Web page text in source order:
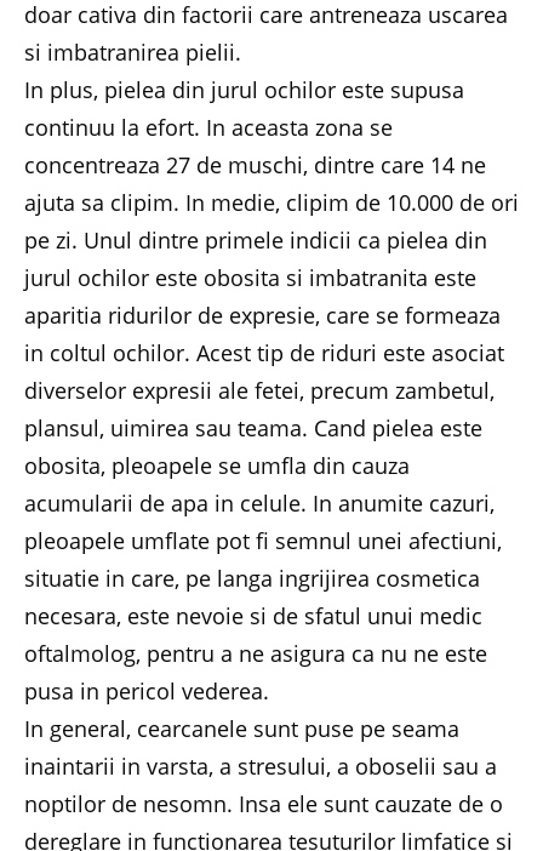
doar cativa din factorii care antreneaza uscarea
si imbatranirea pielii.
In plus, pielea din jurul ochilor este supusa
continuu la efort. In aceasta zona se
concentreaza 27 de muschi, dintre care 14 ne
ajuta sa clipim. In medie, clipim de 10.000 de ori
pe zi. Unul dintre primele indicii ca pielea din
jurul ochilor este obosita si imbatranita este
aparitia ridurilor de expresie, care se formeaza
in coltul ochilor. Acest tip de riduri este asociat
diverselor expresii ale fetei, precum zambetul,
plansul, uimirea sau teama. Cand pielea este
obosita, pleoapele se umfla din cauza
acumularii de apa in celule. In anumite cazuri,
pleoapele umflate pot fi semnul unei afectiuni,
situatie in care, pe langa ingrijirea cosmetica
necesara, este nevoie si de sfatul unui medic
oftalmolog, pentru a ne asigura ca nu ne este
pusa in pericol vederea.
In general, cearcanele sunt puse pe seama
inaintarii in varsta, a stresului, a oboselii sau a
noptilor de nesomn. Insa ele sunt cauzate de o
dereglare in functionarea tesuturilor limfatice si